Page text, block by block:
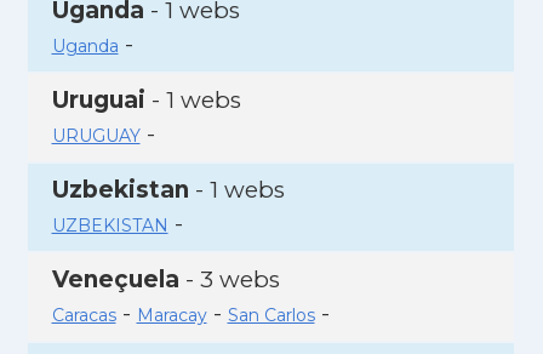
Uganda - 1 webs
Uganda -
Uruguai - 1 webs
URUGUAY-
Uzbekistan - 1 webs
UZBEKISTAN -
Veneçuela - 3 webs
Caracas- Maracay- San Carlos-